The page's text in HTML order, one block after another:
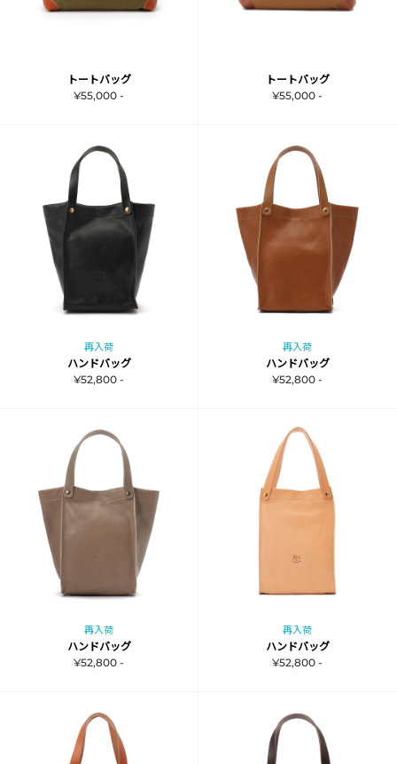
トートバッグ
¥55,000 -
トートバッグ
¥55,000 -
再入荷
ハンドバッグ
¥52,800 -
再入荷
ハンドバッグ
¥52,800 -
再入荷
ハンドバッグ
¥52,800 -
再入荷
ハンドバッグ
¥52,800 -